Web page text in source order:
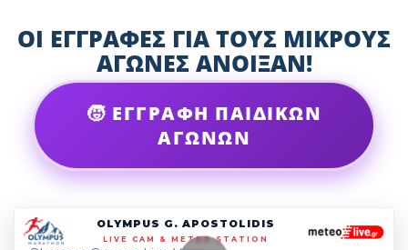
ΟΙ ΕΓΓΡΑΦΕΣ ΓΙΑ ΤΟΥΣ ΜΙΚΡΟΥΣ
ΑΓΩΝΕΣ ΑΝΟΙΞΑΝ!
🧒 ΕΓΓΡΑΦΗ ΠΑΙΔΙΚΩΝ
ΑΓΩΝΩΝ
OLYMPUS G. APOSTOLIDIS
LIVE CAM & METEO STATION